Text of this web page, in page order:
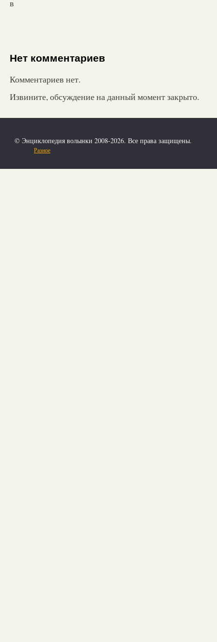
в
Нет комментариев
Комментариев нет.
Извините, обсуждение на данный момент закрыто.
© Энциклопедия волынки 2008-2026. Все права защищены.
Разное